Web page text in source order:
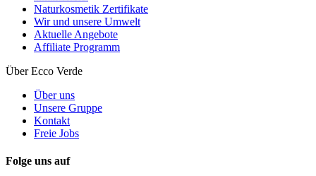
Naturkosmetik Zertifikate
Wir und unsere Umwelt
Aktuelle Angebote
Affiliate Programm
Über Ecco Verde
Über uns
Unsere Gruppe
Kontakt
Freie Jobs
Folge uns auf